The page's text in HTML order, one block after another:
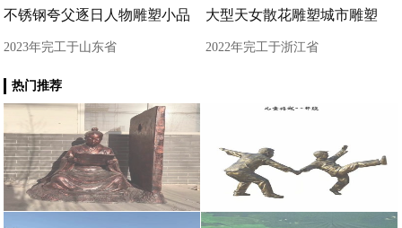
不锈钢夸父逐日人物雕塑小品
2023年完工于山东省
大型天女散花雕塑城市雕塑
2022年完工于浙江省
热门推荐